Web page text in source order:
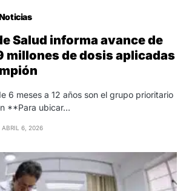
Salud informa avance de
millones de dosis aplicadas
6 meses a 12 años son el grupo prioritario
**Para ubicar…
ABRIL 6, 2026